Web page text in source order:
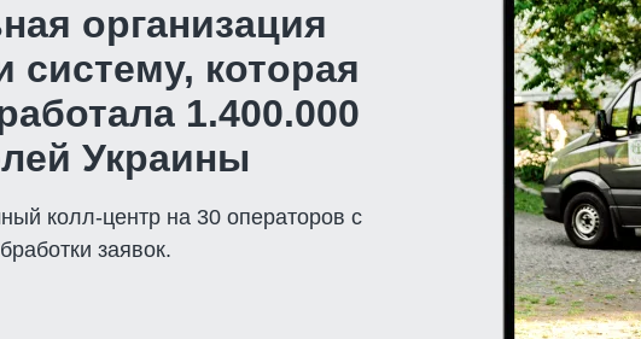
организация
систему, которая
1.400.000
Украины
колл-центр на 30 операторов с
заявок.